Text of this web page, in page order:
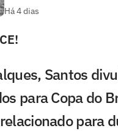
Há 4 dias
Santos
para Copa do
para